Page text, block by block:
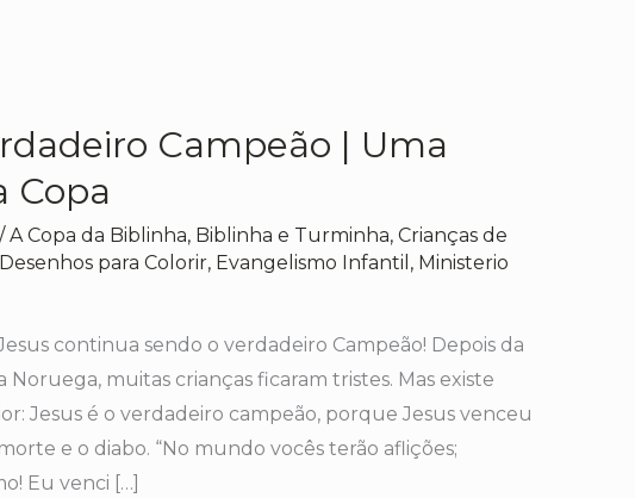
Campeão | Uma
Copa
/ A Copa da Biblinha, Biblinha e Turminha, Crianças de
Desenhos para Colorir, Evangelismo Infantil , Ministerio
continua sendo o verdadeiro Campeão! Depois da
Noruega, muitas crianças ficaram tristes. Mas existe
Jesus é o verdadeiro campeão, porque Jesus venceu
e o diabo. “No mundo vocês terão aflições;
Eu venci […]